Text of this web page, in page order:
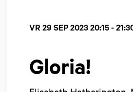
Gloria!
VR 29 SEP 202320:15 -